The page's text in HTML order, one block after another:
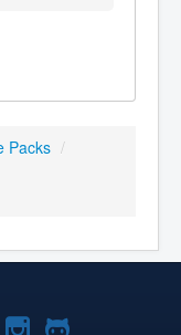
Packs /